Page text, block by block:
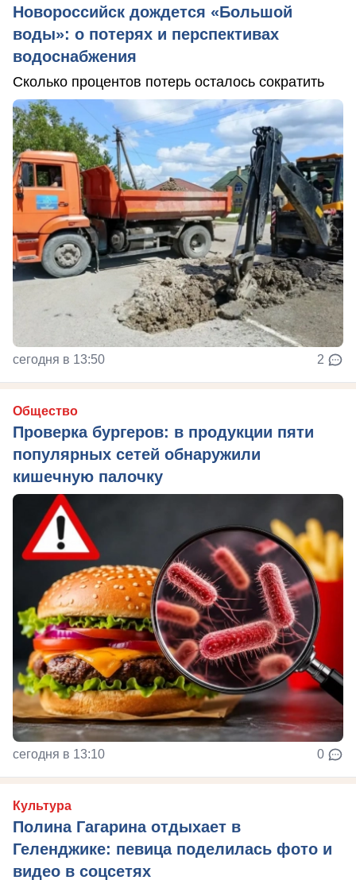
Новороссийск дождется «Большой
воды»: о потерях и перспективах
водоснабжения
Сколько процентов потерь осталось сократить
сегодня в 13:50 2
Общество
Проверка бургеров: в продукции пяти
популярных сетей обнаружили
кишечную палочку
сегодня в 13:10 0
Культура
Полина Гагарина отдыхает в
Геленджике: певица поделилась фото и
видео в соцсетях